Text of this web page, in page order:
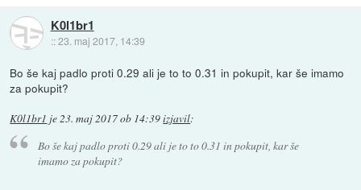
K0l1br1
::23. maj 2017, 14:39
Bo še kaj padlo proti 0.29 ali je to to 0.31 in pokupit, kar še imamo
za pokupit?
K0l1br1 je23. maj 2017 ob 14:39izjavil:
Bo še kaj padlo proti 0.29 ali je to to 0.31 in pokupit, kar še
imamo za pokupit?